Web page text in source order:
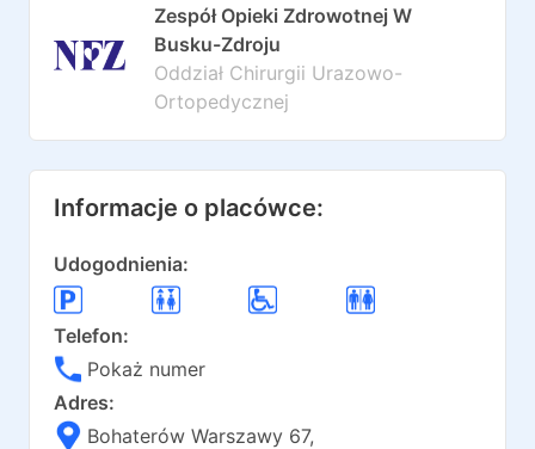
Zespół Opieki Zdrowotnej W
Busku-Zdroju
Oddział Chirurgii Urazowo-
Ortopedycznej
Informacje o placówce:
Udogodnienia:
Telefon:
Pokaż numer
Adres:
Bohaterów Warszawy 67,